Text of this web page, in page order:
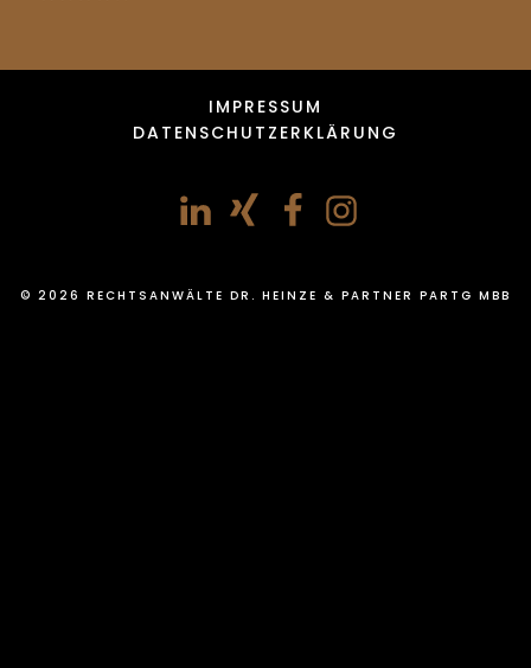
© 2026 RECHTSANWÄLTE DR. HEINZE & PARTNER PARTG MBB
IMPRESSUM
DATENSCHUTZERKLÄRUNG